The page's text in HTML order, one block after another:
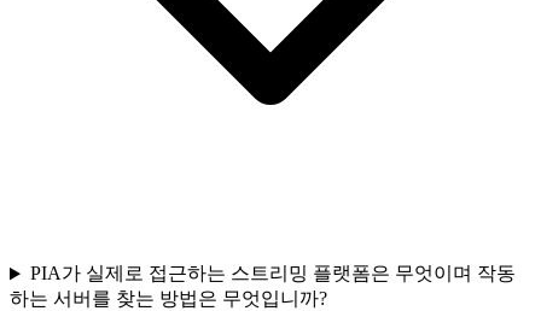
PIA가 실제로 접근하는 스트리밍 플랫폼은 무엇이며 작동
하는 서버를 찾는 방법은 무엇입니까?